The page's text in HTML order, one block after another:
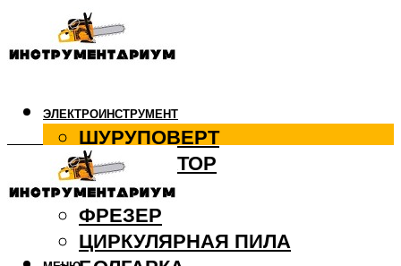
ЭЛЕКТРОИНСТРУМЕНТ
ШУРУПОВЕРТ
ПЕРФОРАТОР
ДРЕЛЬ
ФРЕЗЕР
ЦИРКУЛЯРНАЯ ПИЛА